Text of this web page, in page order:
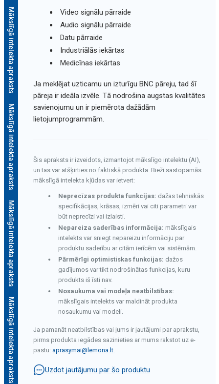
Mākslīgā intelekta apraksts
Mākslīgā intelekta apraksts
Mākslīgā intelekta apraksts
Mākslīgā intelekta apraksts
Video signālu pārraide
Audio signālu pārraide
Datu pārraide
Industriālās iekārtas
Medicīnas iekārtas
Ja meklējat uzticamu un izturīgu BNC pāreju, tad šī
pāreja ir ideāla izvēle. Tā nodrošina augstas kvalitātes
savienojumu un ir piemērota dažādām
lietojumprogrammām.
Šis apraksts ir izveidots, izmantojot mākslīgo intelektu (AI),
un tas var atšķirties no faktiskā produkta. Bieži sastopamās
mākslīgā intelekta kļūdas var ietvert:
Neprecīzas produkta funkcijas: dažas tehniskās
specifikācijas, krāsas, izmēri vai citi parametri var
būt neprecīzi vai izlaisti.
Nepareiza saderības informācija: mākslīgais
intelekts var sniegt nepareizu informāciju par
produktu saderību ar citām ierīcēm vai sistēmām.
Pārmērīgi optimistiskas funkcijas: dažos
gadījumos var tikt nodrošinātas funkcijas, kuru
produkts iš īsti nav.
Nosaukuma vai modeļa neatbilstības:
mākslīgais intelekts var maldināt produkta
nosaukumu vai modeli.
Ja pamanāt neatbilstības vai jums ir jautājumi par aprakstu,
pirms produkta iegādes sazinieties ar mums rakstot uz e-
pastu: aprasymai@lemona.lt.
Uzdot jautājumu par šo produktu